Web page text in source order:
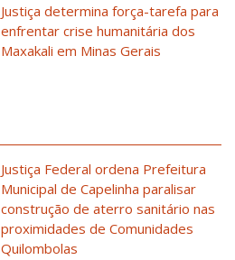
Justiça determina força-tarefa para
enfrentar crise humanitária dos
Maxakali em Minas Gerais
Justiça Federal ordena Prefeitura
Municipal de Capelinha paralisar
construção de aterro sanitário nas
proximidades de Comunidades
Quilombolas